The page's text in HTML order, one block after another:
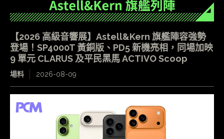
【2026 高級音響展】Astell&Kern 旗艦陣容強勢
登場！SP4000T 黃銅版、PD5 新機亮相，同場加映
9 單元 CLARUS 及平民黑馬 ACTIVO Scoop
場料 2026-08-09